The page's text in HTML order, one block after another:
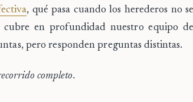
, qué pasa cuando los herederos no se
en profundidad nuestro equipo de
pero responden preguntas distintas.
completo.